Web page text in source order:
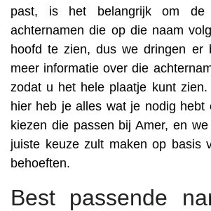
past, is het belangrijk om de
achternamen die op die naam
hoofd te zien, dus we dringen er
meer informatie over die
zodat u het hele plaatje kunt
hier heb je alles wat je nodig hebt
kiezen die passen bij Amer, en
juiste keuze zult maken op basis
behoeften.
Best passende